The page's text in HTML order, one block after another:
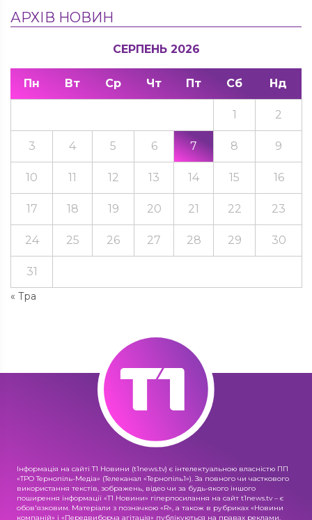
АРХІВ НОВИН
СЕРПЕНЬ 2026
Пн Вт Ср Чт Пт Сб Нд
« Тра
1 2
3 4 5 6 7 8 9
10 11 12 13 14 15 16
17 18 19 20 21 22 23
24 25 26 27 28 29 30
31
Інформація на сайті Т1 Новини (t1news.tv) є інтелектуальною власністю ПП
«ТРО Тернопіль-Медіа» (Телеканал «Тернопіль1»). За повного чи часткового
використання текстів, зображень, відео чи за будь-якого іншого
поширення інформації «Т1 Новини» гіперпосилання на сайт t1news.tv – є
обов'язковим. Матеріали з позначкою «R», а також в рубриках «Новини
компаній» і «Передвиборча агітація» публікуються на правах реклами.